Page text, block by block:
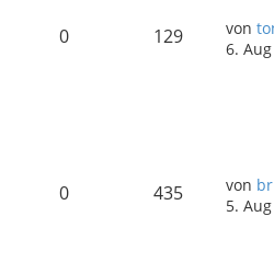
0 129 von
6.
0 435 von
5.